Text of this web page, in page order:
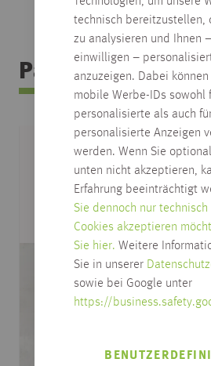
technisch bereitzustellen,
zu analysieren und Ihnen
einwilligen –
anzuzeigen. Dabei können
mobile Werbe-IDs sowohl
personalisierte als auch
personalisierte Anzeigen
werden. Wenn Sie
unten nicht akzeptieren,
Erfahrung beeinträchtigt
Sie dennoch nur
Cookies akzeptieren
Sie hier. Weitere
Sie in unserer
sowie bei Google unter
https://
Passendes